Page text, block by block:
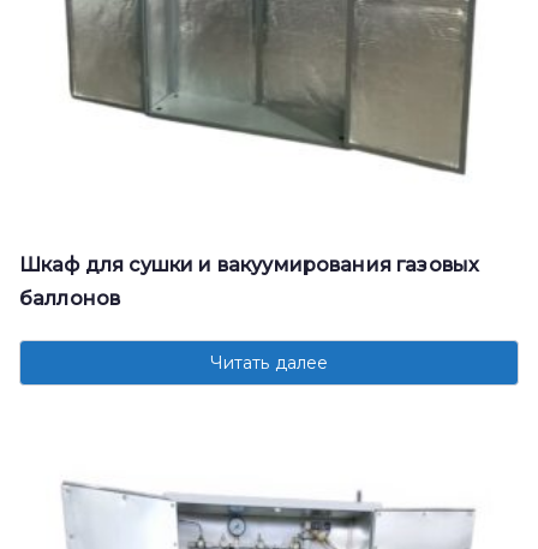
Шкаф для сушки и вакуумирования газовых
баллонов
Читать далее